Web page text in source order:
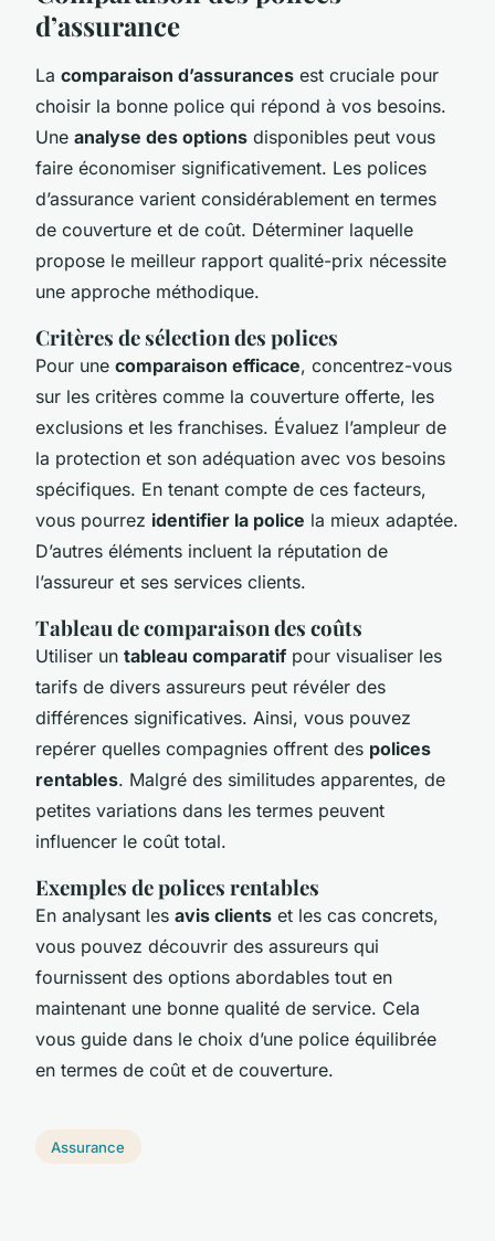
d’assurance
La comparaison d’assurances est cruciale pour
choisir la bonne police qui répond à vos besoins.
Une analyse des options disponibles peut vous
faire économiser significativement. Les polices
d’assurance varient considérablement en termes
de couverture et de coût. Déterminer laquelle
propose le meilleur rapport qualité-prix nécessite
une approche méthodique.
Critères de sélection des polices
Pour une comparaison efficace, concentrez-vous
sur les critères comme la couverture offerte, les
exclusions et les franchises. Évaluez l’ampleur de
la protection et son adéquation avec vos besoins
spécifiques. En tenant compte de ces facteurs,
vous pourrez identifier la police la mieux adaptée.
D’autres éléments incluent la réputation de
l’assureur et ses services clients.
Tableau de comparaison des coûts
Utiliser un tableau comparatif pour visualiser les
tarifs de divers assureurs peut révéler des
différences significatives. Ainsi, vous pouvez
repérer quelles compagnies offrent des polices
rentables. Malgré des similitudes apparentes, de
petites variations dans les termes peuvent
influencer le coût total.
Exemples de polices rentables
En analysant les avis clients et les cas concrets,
vous pouvez découvrir des assureurs qui
fournissent des options abordables tout en
maintenant une bonne qualité de service. Cela
vous guide dans le choix d’une police équilibrée
en termes de coût et de couverture.
Assurance